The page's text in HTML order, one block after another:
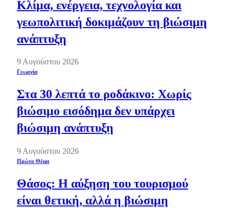
Κλίμα, ενέργεια, τεχνολογία και
γεωπολιτική δοκιμάζουν τη βιώσιμη
ανάπτυξη
9 Αυγούστου 2026
Γεωργία
Στα 30 λεπτά το ροδάκινο: Χωρίς
βιώσιμο εισόδημα δεν υπάρχει
βιώσιμη ανάπτυξη
9 Αυγούστου 2026
Πρώτο Θέμα
Θάσος: Η αύξηση του τουρισμού
είναι θετική, αλλά η βιώσιμη